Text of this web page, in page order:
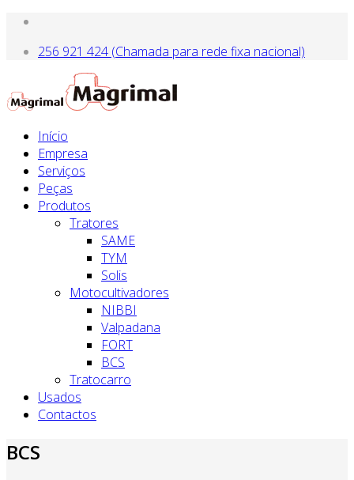
256 921 424 (Chamada para rede fixa nacional)
Início
Empresa
Serviços
Peças
Produtos
Tratores
SAME
TYM
Solis
Motocultivadores
NIBBI
Valpadana
FORT
BCS
Tratocarro
Usados
Contactos
BCS